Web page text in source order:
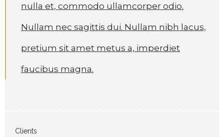
nulla et, commodo ullamcorper odio.
Nullam nec sagittis dui. Nullam nibh lacus,
pretium sit amet metus a, imperdiet
faucibus magna.
Clients